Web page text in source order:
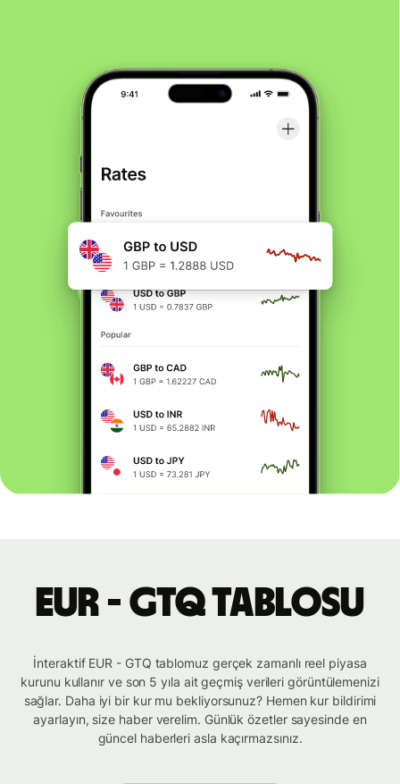
EUR - GTQ tablosu
İnteraktif EUR - GTQ tablomuz gerçek zamanlı reel piyasa
kurunu kullanır ve son 5 yıla ait geçmiş verileri görüntülemenizi
sağlar. Daha iyi bir kur mu bekliyorsunuz? Hemen kur bildirimi
ayarlayın, size haber verelim. Günlük özetler sayesinde en
güncel haberleri asla kaçırmazsınız.